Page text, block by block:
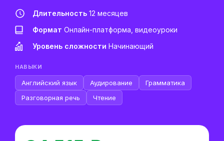
Длительность 12 месяцев
Формат Онлайн-платформа, видеоуроки
Уровень сложности Начинающий
НАВЫКИ
Английский язык Аудирование
Грамматика
Разговорная речь
Чтение